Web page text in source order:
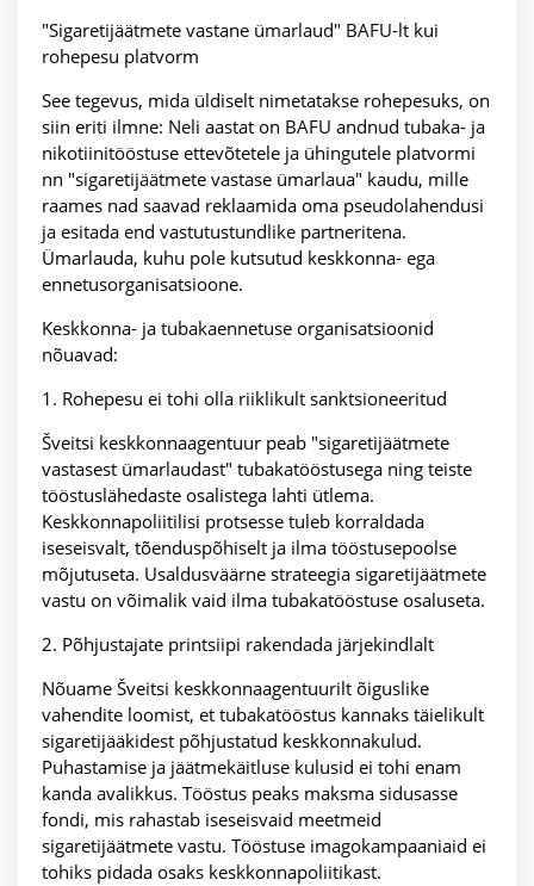
"Sigaretijäätmete vastane ümarlaud" BAFU-lt kui
rohepesu platvorm
See tegevus, mida üldiselt nimetatakse rohepesuks, on
siin eriti ilmne: Neli aastat on BAFU andnud tubaka- ja
nikotiinitööstuse ettevõtetele ja ühingutele platvormi
nn "sigaretijäätmete vastase ümarlaua" kaudu, mille
raames nad saavad reklaamida oma pseudolahendusi
ja esitada end vastutustundlike partneritena.
Ümarlauda, kuhu pole kutsutud keskkonna- ega
ennetusorganisatsioone.
Keskkonna- ja tubakaennetuse organisatsioonid
nõuavad:
1. Rohepesu ei tohi olla riiklikult sanktsioneeritud
Šveitsi keskkonnaagentuur peab "sigaretijäätmete
vastasest ümarlaudast" tubakatööstusega ning teiste
tööstuslähedaste osalistega lahti ütlema.
Keskkonnapoliitilisi protsesse tuleb korraldada
iseseisvalt, tõenduspõhiselt ja ilma tööstusepoolse
mõjutuseta. Usaldusväärne strateegia sigaretijäätmete
vastu on võimalik vaid ilma tubakatööstuse osaluseta.
2. Põhjustajate printsiipi rakendada järjekindlalt
Nõuame Šveitsi keskkonnaagentuurilt õiguslike
vahendite loomist, et tubakatööstus kannaks täielikult
sigaretijääkidest põhjustatud keskkonnakulud.
Puhastamise ja jäätmekäitluse kulusid ei tohi enam
kanda avalikkus. Tööstus peaks maksma sidusasse
fondi, mis rahastab iseseisvaid meetmeid
sigaretijäätmete vastu. Tööstuse imagokampaaniaid ei
tohiks pidada osaks keskkonnapoliitikast.